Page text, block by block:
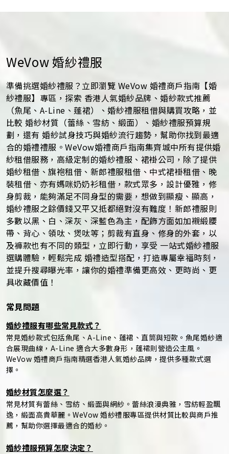
Lafayet、Lucullus 龍島
WeVow 婚紗禮服
準備挑選婚紗禮服？立即瀏覽 WeVow 婚禮商戶指南【婚
紗禮服】專區，探索 香港人氣婚紗品牌、婚紗款式推薦
（魚尾、A-Line、蓬裙）、婚紗禮服租借與購買攻略，並
比較 婚紗材質（蕾絲、雪紡、緞面）、婚紗禮服預算規
劃，還有 婚紗試身技巧與婚紗流行趨勢，幫助你找到最適
合的婚禮禮服。WeVow婚禮商戶指南集齊城中所有提供婚
紗租借服務，高級定制的婚紗禮服、裙褂公司，除了提供
婚紗租借、旗袍租借、新郎禮服租借、中式裙褂租借、晚
裝租借、亦有媽咪奶奶衫租借，款式眾多，設計優雅，修
身剪裁，能夠滿足不同身型的需要，想做到顯瘦、顯高，
婚紗禮服之餘價錢又平又抵都絕對沒有難度！新郎禮服則
多數以黑、白、深灰、深藍色為主，配飾方面如加襯緞腰
帶、背心、領呔、煲呔等；剪裁有直身、修身的外套，以
及褲款也有不同的類型，立即行動，享受 一站式婚紗禮服
選購體驗，輕鬆完成 婚禮造型搭配，打造專屬幸福時刻，
並提升搜尋曝光率，讓你的婚禮準備更高效、更時尚、更
具收藏價值！
常見問題
婚紗禮服有哪些常見款式？
常見婚紗款式包括魚尾、A-Line、蓬裙、直筒與短款。魚尾婚紗適
合展現曲線，A-Line 適合大多數身形，蓬裙則營造公主風。
WeVow 婚禮商戶指南精選香港人氣婚紗品牌，提供多種款式選
擇。
婚紗材質怎麼選？
常見材質有蕾絲、雪紡、緞面與網紗。蕾絲浪漫典雅，雪紡輕盈飄
逸，緞面高貴華麗。WeVow 婚紗禮服專區提供材質比較與商戶推
薦，幫助你選擇最適合的婚紗。
婚紗禮服預算怎麼決定？